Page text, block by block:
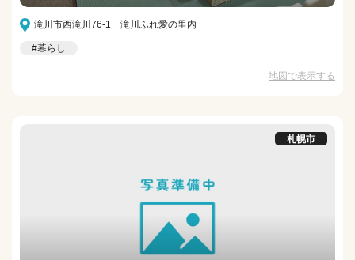
滝川市西滝川76-1 滝川ふれ愛の里内
#暮らし
地図で表示する
札幌市